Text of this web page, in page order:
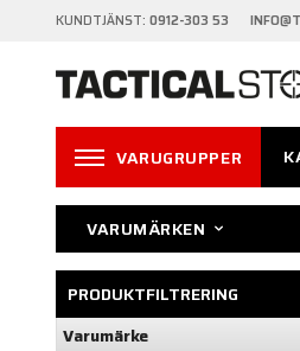
KUNDTJÄNST: 0912-303 53
VARUGRUPPER
VARUMÄRKEN
PRODUKTFILTRERING
Varumärke